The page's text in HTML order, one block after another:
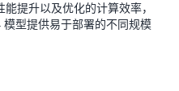
提升以及优化的计算效率，
型提供易于部署的不同规模